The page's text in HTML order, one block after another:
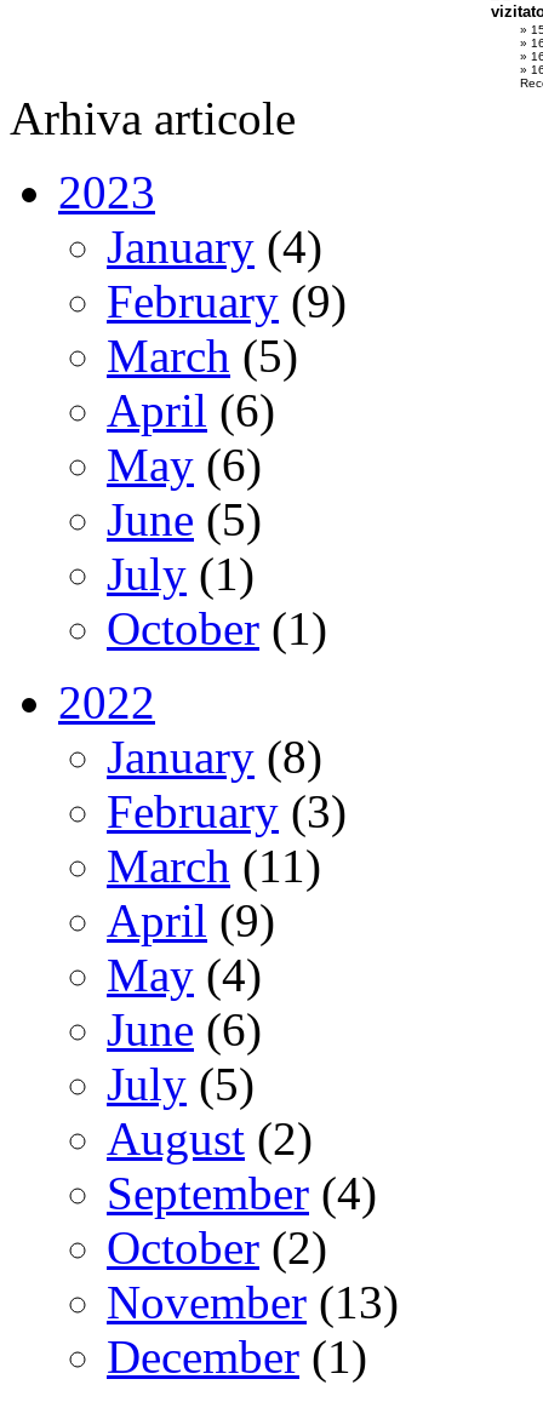
»
»
»
»
Arhiva articole
2023
January (4)
February (9)
March (5)
April (6)
May (6)
June (5)
July (1)
October (1)
2022
January (8)
February (3)
March (11)
April (9)
May (4)
June (6)
July (5)
August (2)
September (4)
October (2)
November (13)
December (1)